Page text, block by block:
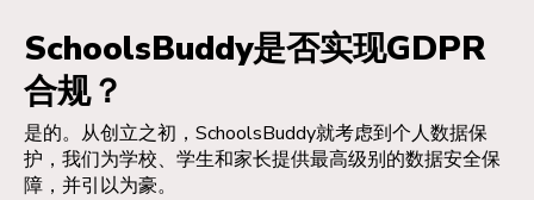
SchoolsBuddy是否实现GDPR
合规？
是的。从创立之初，SchoolsBuddy就考虑到个人数据保
护，我们为学校、学生和家长提供最高级别的数据安全保
障，并引以为豪。